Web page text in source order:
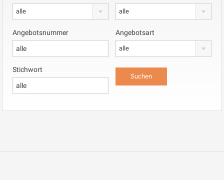
alle alle
Angebotsnummer Angebotsart
alle
Stichwort